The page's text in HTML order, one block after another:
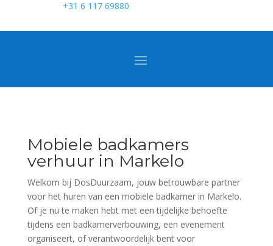
+31 6 117 69880
Mobiele badkamers
verhuur in Markelo
Welkom bij DosDuurzaam, jouw betrouwbare partner
voor het huren van een mobiele badkamer in Markelo.
Of je nu te maken hebt met een tijdelijke behoefte
tijdens een badkamerverbouwing, een evenement
organiseert, of verantwoordelijk bent voor